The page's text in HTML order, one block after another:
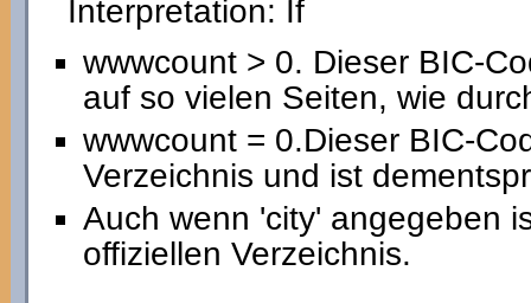
Interpretation: If
wwwcount > 0. Dieser BIC-
auf so vielen Seiten, wie
wwwcount = 0.Dieser BIC-
Verzeichnis und ist
Auch wenn 'city' angegeben
offiziellen Verzeichnis.